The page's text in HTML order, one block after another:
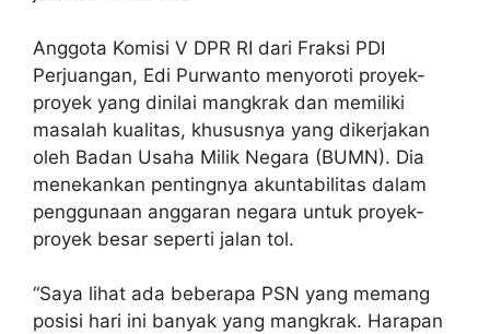
Anggota Komisi V DPR RI dari Fraksi PDI
Perjuangan, Edi Purwanto menyoroti proyek-
proyek yang dinilai mangkrak dan memiliki
masalah kualitas, khususnya yang dikerjakan
oleh Badan Usaha Milik Negara (BUMN). Dia
menekankan pentingnya akuntabilitas dalam
penggunaan anggaran negara untuk proyek-
proyek besar seperti jalan tol.
“Saya lihat ada beberapa PSN yang memang
posisi hari ini banyak yang mangkrak. Harapan